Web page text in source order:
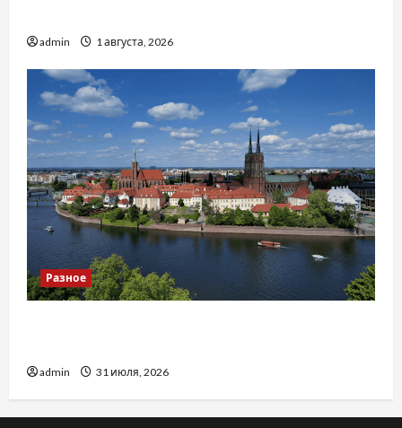
admin 1 августа, 2026
Разное
admin 31 июля, 2026